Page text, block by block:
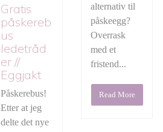
alternativ til
påskeegg?
Overrask
med et
fristend...
Read More
Gratis
påskereb
us
ledetråd
er //
Eggjakt
Påskerebus!
Etter at jeg
delte det nye